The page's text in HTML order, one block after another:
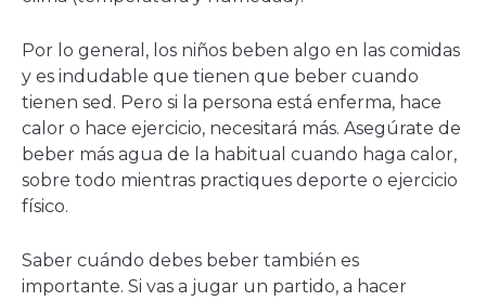
Por lo general, los niños beben algo en las comidas
y es indudable que tienen que beber cuando
tienen sed. Pero si la persona está enferma, hace
calor o hace ejercicio, necesitará más. Asegúrate de
beber más agua de la habitual cuando haga calor,
sobre todo mientras practiques deporte o ejercicio
físico.
Saber cuándo debes beber también es
importante. Si vas a jugar un partido, a hacer